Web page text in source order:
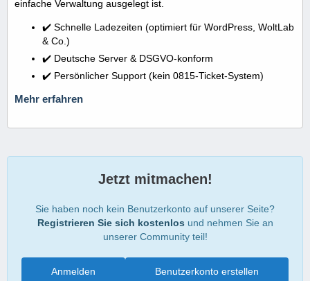
einfache Verwaltung ausgelegt ist.
✔️ Schnelle Ladezeiten (optimiert für WordPress, WoltLab
& Co.)
✔️ Deutsche Server & DSGVO-konform
✔️ Persönlicher Support (kein 0815-Ticket-System)
Mehr erfahren
Jetzt mitmachen!
Sie haben noch kein Benutzerkonto auf unserer Seite?
Registrieren Sie sich kostenlos und nehmen Sie an
unserer Community teil!
Benutzerkonto erstellen
Anmelden